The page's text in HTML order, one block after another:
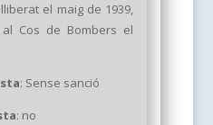
el maig de 1939,
Cos de Bombers el
: Sense sanció
: no